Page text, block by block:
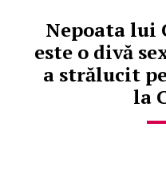
Nepoata lui
este o divă
a strălucit
la